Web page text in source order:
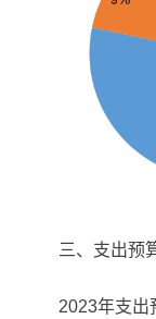
三、支出预
2023年支出